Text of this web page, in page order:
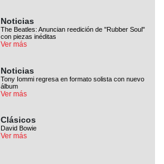
Noticias
The Beatles: Anuncian reedición de ''Rubber Soul''
con piezas inéditas
Ver más
Noticias
Tony Iommi regresa en formato solista con nuevo
álbum
Ver más
Clásicos
David Bowie
Ver más